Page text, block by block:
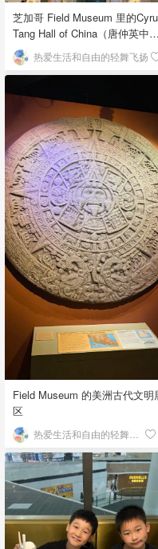
芝加哥 Field Museum 里的
Tang Hall of China（唐仲英中国
馆） 热爱生活和自由的轻舞飞扬
Field Museum 的美洲古代文明
区